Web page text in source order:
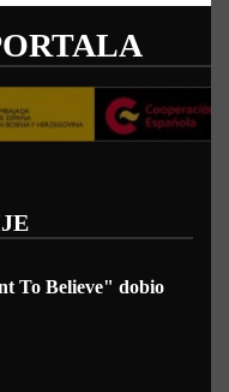
To Believe" dobio